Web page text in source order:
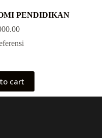
PENDIDIKAN
cart